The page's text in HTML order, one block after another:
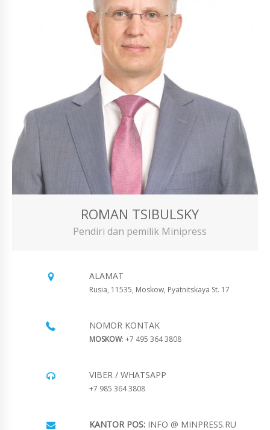
ROMAN TSIBULSKY
Pendiri dan pemilik Minipress
ALAMAT
Rusia, 11535, Moskow, Pyatnitskaya St. 17
NOMOR KONTAK
MOSKOW: +7 495 364 3808
VIBER / WHATSAPP
+7 985 364 3808
KANTOR POS: INFO @ MINPRESS.RU